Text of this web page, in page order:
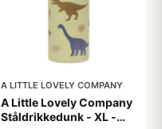
A LITTLE LOVELY COMPANY
A Little Lovely Company
Ståldrikkedunk - XL -